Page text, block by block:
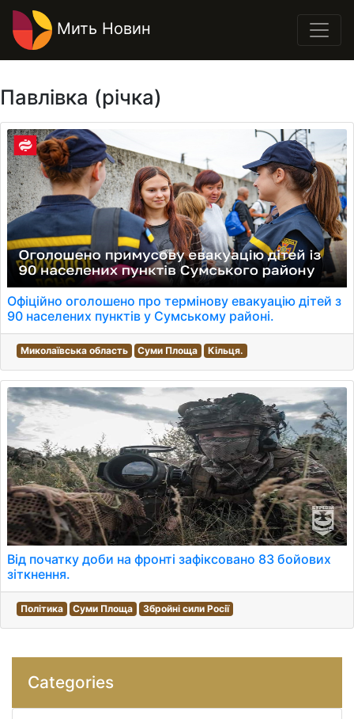
Мить Новин
Павлівка (річка)
Офіційно оголошено про термінову евакуацію дітей з
90 населених пунктів у Сумському районі.
Миколаївська область Суми Площа Кільця.
Від початку доби на фронті зафіксовано 83 бойових
зіткнення.
Політика Суми Площа Збройні сили Росії
Categories